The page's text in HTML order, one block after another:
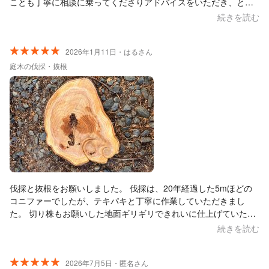
も助かりました。次なにかあってもまた頼みたいと思える業者さ
続きを読む
2026年1月11日・はるさん
庭木の伐採・抜根
伐採と抜根をお願いしました。 伐採は、20年経過した5mほどの
コニファーでしたが、テキパキと丁寧に作業していただきまし
た。 切り株もお願いした地面ギリギリできれいに仕上げていただ
きました。 抜根は、枯れてしまったエゴノキの根で、労力のいる
もらうことができました。 お人柄も良く、お願いして本当によか
続きを読む
2026年7月5日・匿名さん